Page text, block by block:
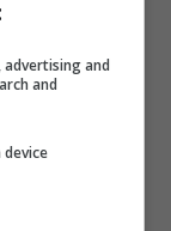
più calda
and
and